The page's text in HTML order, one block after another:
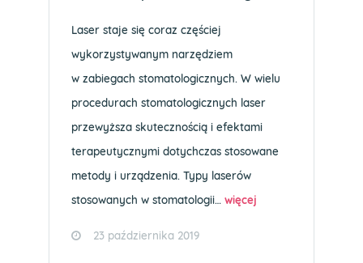
Laser staje się coraz częściej
wykorzystywanym narzędziem
w zabiegach stomatologicznych. W wielu
procedurach stomatologicznych laser
przewyższa skutecznością i efektami
terapeutycznymi dotychczas stosowane
metody i urządzenia. Typy laserów
stosowanych w stomatologii… więcej
23 października 2019